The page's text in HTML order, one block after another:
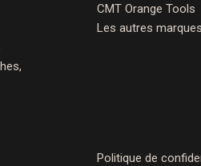
CMT Orange Tools
Les autres marques
Politique de